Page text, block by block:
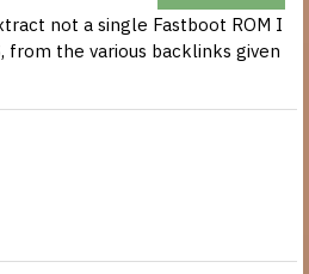
not a single Fastboot ROM I
from the various backlinks given